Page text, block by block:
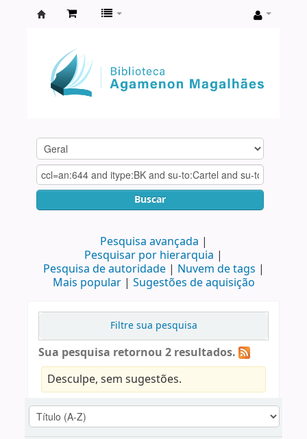
Agamenon
Magalhães
Buscar
Pesquisa avançada
Pesquisar por hierarquia
Pesquisa de autoridade
Nuvem de tags
Mais popular
Sugestões de aquisição
Filtre sua pesquisa
Sua pesquisa retornou 2 resultados.
Desculpe, sem sugestões.